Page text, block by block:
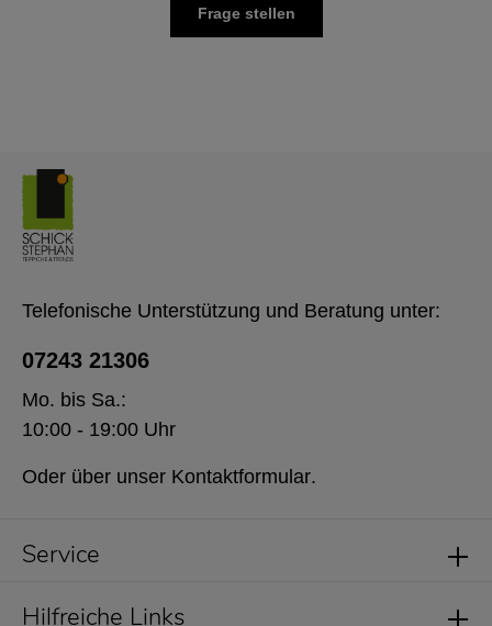
Frage stellen
Service
Telefonische Unterstützung und Beratung unter:
07243 21306
Mo. bis Sa.:
10:00 - 19:00 Uhr
Oder über unser Kontaktformular.
Hilfreiche Links